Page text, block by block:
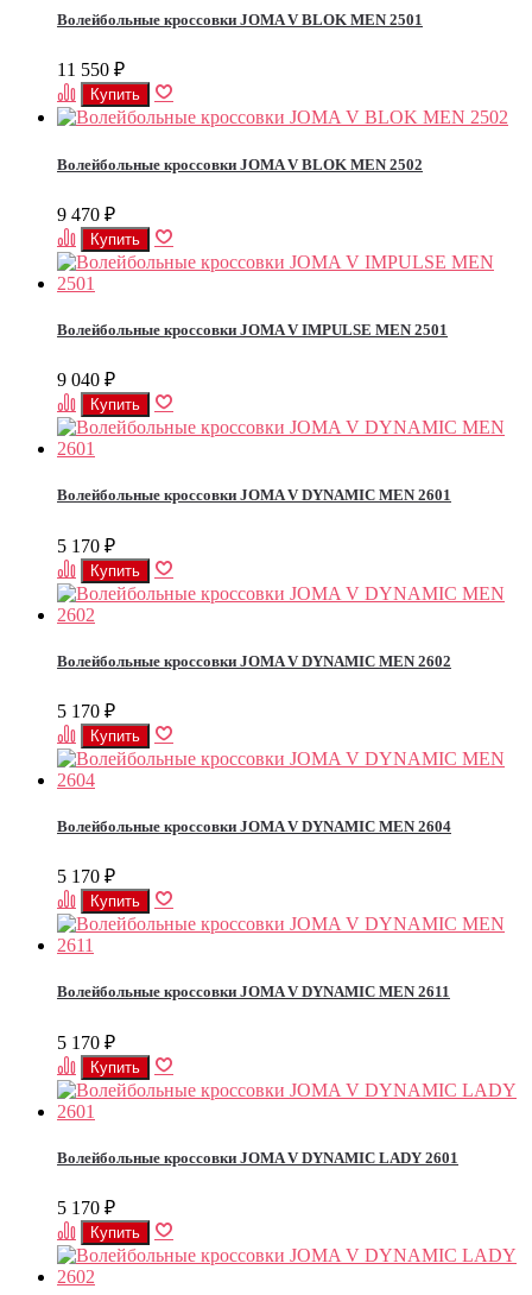
Волейбольные кроссовки JOMA V BLOK MEN 2501
11 550 ₽
Волейбольные кроссовки JOMA V BLOK MEN 2502
9 470 ₽
Волейбольные кроссовки JOMA V IMPULSE MEN 2501
9 040 ₽
Волейбольные кроссовки JOMA V DYNAMIC MEN 2601
5 170 ₽
Волейбольные кроссовки JOMA V DYNAMIC MEN 2602
5 170 ₽
Волейбольные кроссовки JOMA V DYNAMIC MEN 2604
5 170 ₽
Волейбольные кроссовки JOMA V DYNAMIC MEN 2611
5 170 ₽
Волейбольные кроссовки JOMA V DYNAMIC LADY 2601
5 170 ₽